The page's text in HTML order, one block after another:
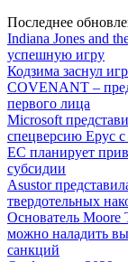
Последнее
Indiana Jones and
успешную игру
Кодзима заснул
COVENANT –
первого лица
Microsoft
спецверсию Epyc
ЕС планирует
субсидии
Asustor
твердотельных
Основатель Moore
можно наладить
санкций